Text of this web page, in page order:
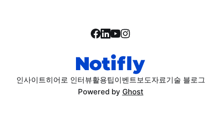
인사이트히어로 인터뷰활용팁이벤트보도자료기술 블로그
Powered by Ghost